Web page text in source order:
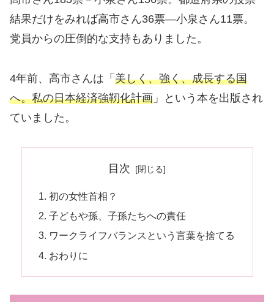
結果だけをみれば高市さん36票―小泉さん11票。
党員からの圧倒的な支持もありました。
4年前、高市さんは「 美しく、強く、成長する国
へ。私の日本経済強靭化計画 」という本を出版され
ていました。
目次
初の女性首相？
子どもや孫、子孫たちへの責任
ワークライフバランスという言葉を捨てる
おわりに